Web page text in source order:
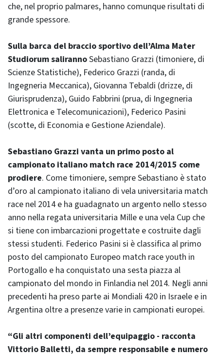
che, nel proprio palmares, hanno comunque risultati di
grande spessore.
Sulla barca del braccio sportivo dell’Alma Mater
Studiorum salirannoSebastiano Grazzi (timoniere, di
Scienze Statistiche), Federico Grazzi (randa, di
Ingegneria Meccanica), Giovanna Tebaldi (drizze, di
Giurisprudenza), Guido Fabbrini (prua, di Ingegneria
Elettronica e Telecomunicazioni), Federico Pasini
(scotte, di Economia e Gestione Aziendale).
Sebastiano Grazzi vanta un primo posto al
campionato italiano match race 2014/2015 come
prodiere. Come timoniere, sempre Sebastiano è stato
d’oro al campionato italiano di vela universitaria match
race nel 2014 e ha guadagnato un argento nello stesso
anno nella regata universitaria Mille e una vela Cup che
si tiene con imbarcazioni progettate e costruite dagli
stessi studenti. Federico Pasini si è classifica al primo
posto del campionato Europeo match race youth in
Portogallo e ha conquistato una sesta piazza al
campionato del mondo in Finlandia nel 2014. Negli anni
precedenti ha preso parte ai Mondiali 420 in Israele e in
Argentina oltre a presenze varie in campionati europei.
“Gli altri componenti dell’equipaggio - racconta
Vittorio Balletti, da sempre responsabile e numero